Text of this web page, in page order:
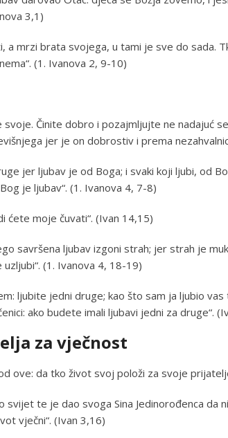
3,1)
a mrzi brata svojega, u tami je sve do sada.
(1. Ivanova 2, 9-10)
Činite dobro i pozajmljujte ne nadajuć
jer je on dobrostiv i prema
jer ljubav je od Boga; i svaki koji ljubi, od
je ljubav“. (1. Ivanova 4, 7-8)
ćete moje čuvati“. (Ivan 14,15)
savršena ljubav izgoni strah; jer strah je
(1. Ivanova 4, 18-19)
ljubite jedni druge; kao što sam ja ljubio
ako budete imali ljubavi jedni za druge“.
za vječnost
ove: da tko život svoj položi za svoje
svijet te je dao svoga Sina Jedinorođenca da
vječni“. (Ivan 3,16)